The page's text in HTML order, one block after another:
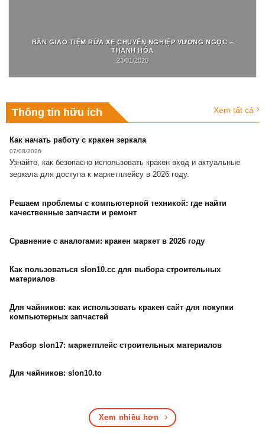
BÀN GIAO TIỆM RỬA XE CHUYÊN NGHIỆP VƯƠNG NGỌC –
THANH HÓA
23/01/2020
Thông tin hữu ích Xem tất cả
Как начать работу с кракен зеркала
07/08/2026
Узнайте, как безопасно использовать кракен вход и актуальные
зеркала для доступа к маркетплейсу в 2026 году.
Решаем проблемы с компьютерной техникой: где найти
качественные запчасти и ремонт
Сравнение с аналогами: кракен маркет в 2026 году
Как пользоваться slon10.cc для выбора строительных
материалов
Для чайников: как использовать кракен сайт для покупки
компьютерных запчастей
Разбор slon17: маркетплейс строительных материалов
Для чайников: slon10.to
Xem nhiều hơn